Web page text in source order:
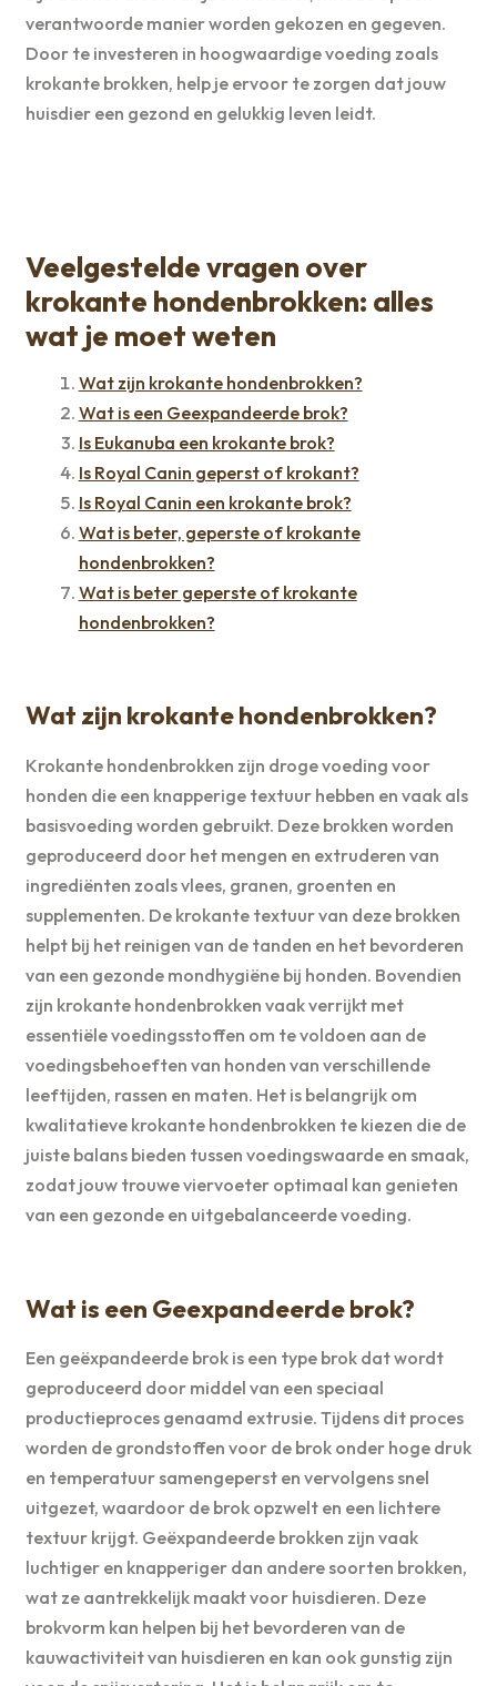
verantwoorde manier worden gekozen en gegeven.
Door te investeren in hoogwaardige voeding zoals
krokante brokken, help je ervoor te zorgen dat jouw
huisdier een gezond en gelukkig leven leidt.
Veelgestelde vragen over
krokante hondenbrokken: alles
wat je moet weten
Wat zijn krokante hondenbrokken?
Wat is een Geexpandeerde brok?
Is Eukanuba een krokante brok?
Is Royal Canin geperst of krokant?
Is Royal Canin een krokante brok?
Wat is beter, geperste of krokante
hondenbrokken?
Wat is beter geperste of krokante
hondenbrokken?
Wat zijn krokante hondenbrokken?
Krokante hondenbrokken zijn droge voeding voor
honden die een knapperige textuur hebben en vaak als
basisvoeding worden gebruikt. Deze brokken worden
geproduceerd door het mengen en extruderen van
ingrediënten zoals vlees, granen, groenten en
supplementen. De krokante textuur van deze brokken
helpt bij het reinigen van de tanden en het bevorderen
van een gezonde mondhygiëne bij honden. Bovendien
zijn krokante hondenbrokken vaak verrijkt met
essentiële voedingsstoffen om te voldoen aan de
voedingsbehoeften van honden van verschillende
leeftijden, rassen en maten. Het is belangrijk om
kwalitatieve krokante hondenbrokken te kiezen die de
juiste balans bieden tussen voedingswaarde en smaak,
zodat jouw trouwe viervoeter optimaal kan genieten
van een gezonde en uitgebalanceerde voeding.
Wat is een Geexpandeerde brok?
Een geëxpandeerde brok is een type brok dat wordt
geproduceerd door middel van een speciaal
productieproces genaamd extrusie. Tijdens dit proces
worden de grondstoffen voor de brok onder hoge druk
en temperatuur samengeperst en vervolgens snel
uitgezet, waardoor de brok opzwelt en een lichtere
textuur krijgt. Geëxpandeerde brokken zijn vaak
luchtiger en knapperiger dan andere soorten brokken,
wat ze aantrekkelijk maakt voor huisdieren. Deze
brokvorm kan helpen bij het bevorderen van de
kauwactiviteit van huisdieren en kan ook gunstig zijn